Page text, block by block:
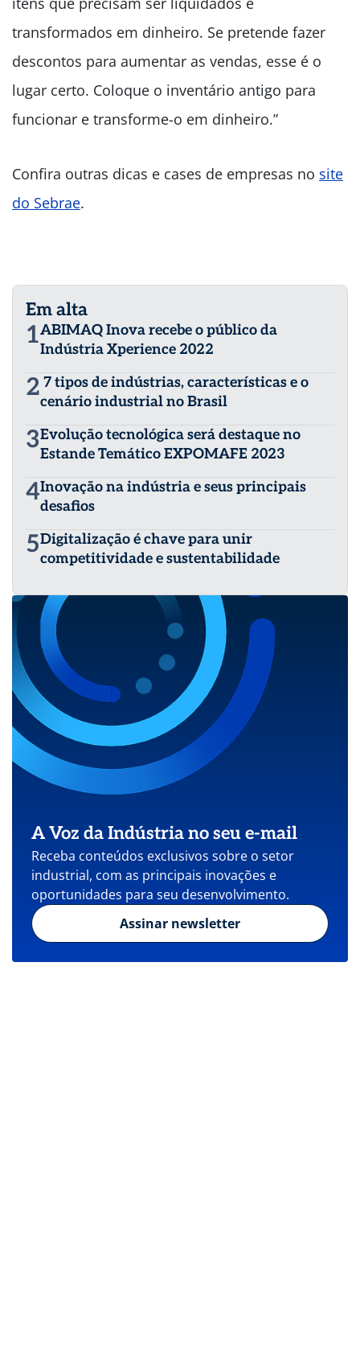
transformados em dinheiro. Se pretende fazer
descontos para aumentar as vendas, esse é o
lugar certo. Coloque o inventário antigo para
funcionar e transforme-o em dinheiro.”
Confira outras dicas e cases de empresas no site
do Sebrae.
Em alta
1ABIMAQ Inova recebe o público da
Indústria Xperience 2022
2 7 tipos de indústrias, características e o
cenário industrial no Brasil
3Evolução tecnológica será destaque no
Estande Temático EXPOMAFE 2023
4Inovação na indústria e seus principais
desafios
5Digitalização é chave para unir
competitividade e sustentabilidade
A Voz da Indústria no seu e-mail
Receba conteúdos exclusivos sobre o setor
industrial, com as principais inovações e
oportunidades para seu desenvolvimento.
Assinar newsletter